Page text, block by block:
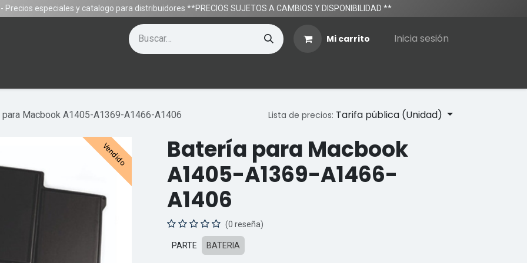
- Precios especiales y catalogo para distribuidores **PRECIOS SUJETOS A CAMBIOS Y DISPONIBILIDAD **
Mi carrito Inicia sesión
para Macbook A1405-A1369-A1466-A1406 Lista de precios: Tarifa pública (Unidad)
Vendido
Batería para Macbook
A1405-A1369-A1466-
A1406
(0 reseña)
PARTE BATERIA